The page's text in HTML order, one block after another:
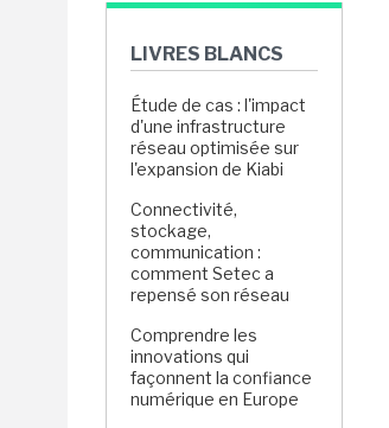
LIVRES BLANCS
Étude de cas : l'impact
d'une infrastructure
réseau optimisée sur
l'expansion de Kiabi
Connectivité,
stockage,
communication :
comment Setec a
repensé son réseau
Comprendre les
innovations qui
façonnent la confiance
numérique en Europe